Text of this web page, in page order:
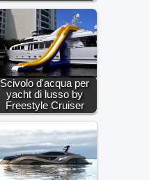
Scivolo d'acqua per
yacht di lusso by
Freestyle Cruiser